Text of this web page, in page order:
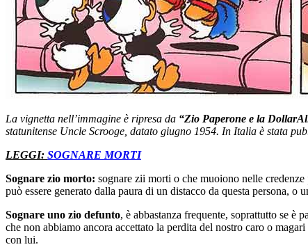
La vignetta nell’immagine è ripresa da “Zio Paperone e la
statunitense Uncle Scrooge, datato giugno 1954. In Italia è stata
LEGGI: SOGNARE MORTI
Sognare zio morto: sognare zii morti o che muoiono nelle
può essere generato dalla paura di un distacco da questa persona,
Sognare uno zio defunto, è abbastanza frequente, soprattutto se è
che non abbiamo ancora accettato la perdita del nostro caro o
con lui.